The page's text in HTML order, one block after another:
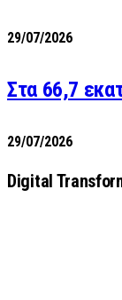
29/07/2026
Στα 66,7
29/07/2026
Digital